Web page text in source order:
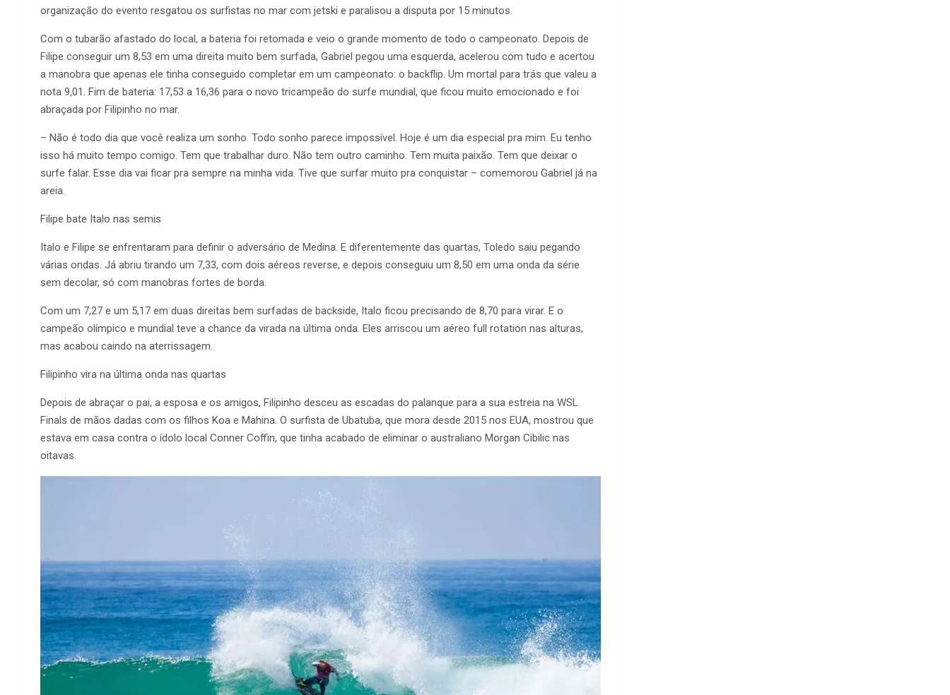
organização do evento resgatou os surfistas no mar com jetski e paralisou a disputa por 15 minutos.
Com o tubarão afastado do local, a bateria foi retomada e veio o grande momento de todo o campeonato. Depois de
Filipe conseguir um 8,53 em uma direita muito bem surfada, Gabriel pegou uma esquerda, acelerou com tudo e acertou
a manobra que apenas ele tinha conseguido completar em um campeonato: o backflip. Um mortal para trás que valeu a
nota 9,01. Fim de bateria: 17,53 a 16,36 para o novo tricampeão do surfe mundial, que ficou muito emocionado e foi
abraçada por Filipinho no mar.
– Não é todo dia que você realiza um sonho. Todo sonho parece impossível. Hoje é um dia especial pra mim. Eu tenho
isso há muito tempo comigo. Tem que trabalhar duro. Não tem outro caminho. Tem muita paixão. Tem que deixar o
surfe falar. Esse dia vai ficar pra sempre na minha vida. Tive que surfar muito pra conquistar – comemorou Gabriel já na
areia.
Filipe bate Italo nas semis
Italo e Filipe se enfrentaram para definir o adversário de Medina. E diferentemente das quartas, Toledo saiu pegando
várias ondas. Já abriu tirando um 7,33, com dois aéreos reverse, e depois conseguiu um 8,50 em uma onda da série
sem decolar, só com manobras fortes de borda.
Com um 7,27 e um 5,17 em duas direitas bem surfadas de backside, Italo ficou precisando de 8,70 para virar. E o
campeão olímpico e mundial teve a chance da virada na última onda. Eles arriscou um aéreo full rotation nas alturas,
mas acabou caindo na aterrissagem.
Filipinho vira na última onda nas quartas
Depois de abraçar o pai, a esposa e os amigos, Filipinho desceu as escadas do palanque para a sua estreia na WSL
Finals de mãos dadas com os filhos Koa e Mahina. O surfista de Ubatuba, que mora desde 2015 nos EUA, mostrou que
estava em casa contra o ídolo local Conner Coffin, que tinha acabado de eliminar o australiano Morgan Cibilic nas
oitavas.